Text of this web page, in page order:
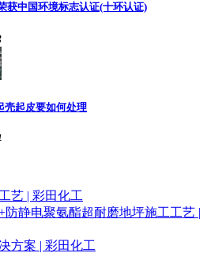
获中国环境标志认证(十环认证)
壳起皮要如何处理
艺 | 彩田化工
防静电聚氨酯超耐磨地坪施工工艺 |
方案 | 彩田化工